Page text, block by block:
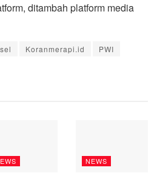
ditambah platform media
Koranmerapi.id PWI
NEWS